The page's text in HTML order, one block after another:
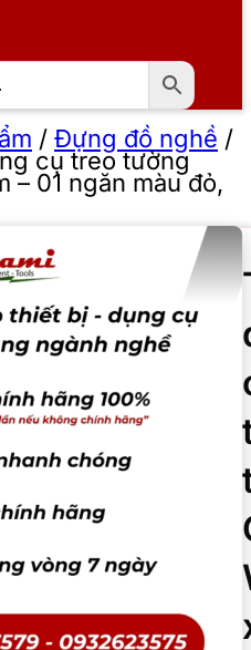
/ Đựng đồ nghề /
cụ treo tường
– 01 ngăn màu đỏ,